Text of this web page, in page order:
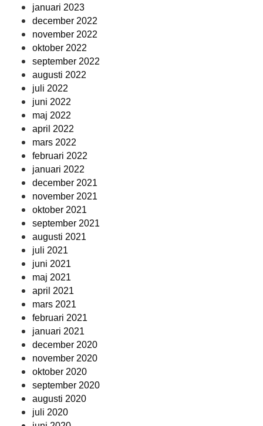
januari 2023
december 2022
november 2022
oktober 2022
september 2022
augusti 2022
juli 2022
juni 2022
maj 2022
april 2022
mars 2022
februari 2022
januari 2022
december 2021
november 2021
oktober 2021
september 2021
augusti 2021
juli 2021
juni 2021
maj 2021
april 2021
mars 2021
februari 2021
januari 2021
december 2020
november 2020
oktober 2020
september 2020
augusti 2020
juli 2020